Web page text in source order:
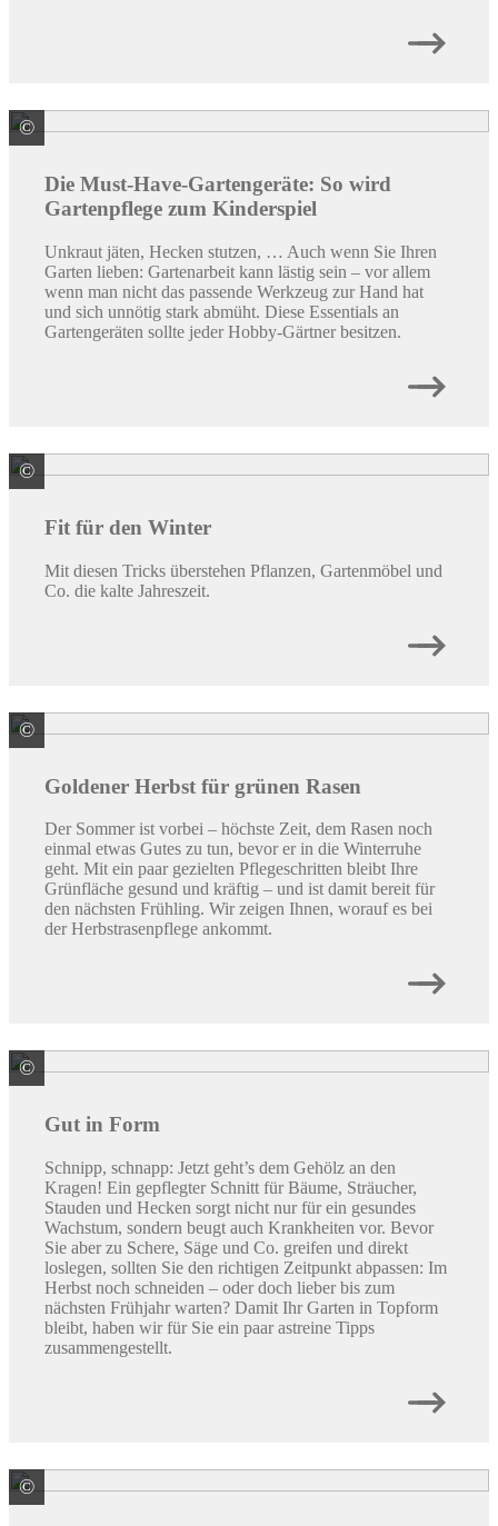
© © pinkyone / stock.adobe.com
Die Must-Have-Gartengeräte: So wird
Gartenpflege zum Kinderspiel
Unkraut jäten, Hecken stutzen, … Auch wenn Sie Ihren
Garten lieben: Gartenarbeit kann lästig sein – vor allem
wenn man nicht das passende Werkzeug zur Hand hat
und sich unnötig stark abmüht. Diese Essentials an
Gartengeräten sollte jeder Hobby-Gärtner besitzen.
© © Michele Ursi / stock.adobe.com
Fit für den Winter
Mit diesen Tricks überstehen Pflanzen, Gartenmöbel und
Co. die kalte Jahreszeit.
© © maxbelchenko/ stock.adobe.com
Goldener Herbst für grünen Rasen
Der Sommer ist vorbei – höchste Zeit, dem Rasen noch
einmal etwas Gutes zu tun, bevor er in die Winterruhe
geht. Mit ein paar gezielten Pflegeschritten bleibt Ihre
Grünfläche gesund und kräftig – und ist damit bereit für
den nächsten Frühling. Wir zeigen Ihnen, worauf es bei
der Herbstrasenpflege ankommt.
© © andreaobzerova/ stock.adobe.com
Gut in Form
Schnipp, schnapp: Jetzt geht’s dem Gehölz an den
Kragen! Ein gepflegter Schnitt für Bäume, Sträucher,
Stauden und Hecken sorgt nicht nur für ein gesundes
Wachstum, sondern beugt auch Krankheiten vor. Bevor
Sie aber zu Schere, Säge und Co. greifen und direkt
loslegen, sollten Sie den richtigen Zeitpunkt abpassen: Im
Herbst noch schneiden – oder doch lieber bis zum
nächsten Frühjahr warten? Damit Ihr Garten in Topform
bleibt, haben wir für Sie ein paar astreine Tipps
zusammengestellt.
© Einhell Germany AG